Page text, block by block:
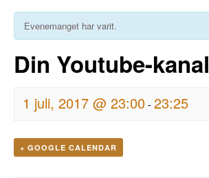
Evenemanget har varit.
Din Youtube-kanal
1 juli, 2017 @ 23:00-23:25
+ GOOGLE CALENDAR